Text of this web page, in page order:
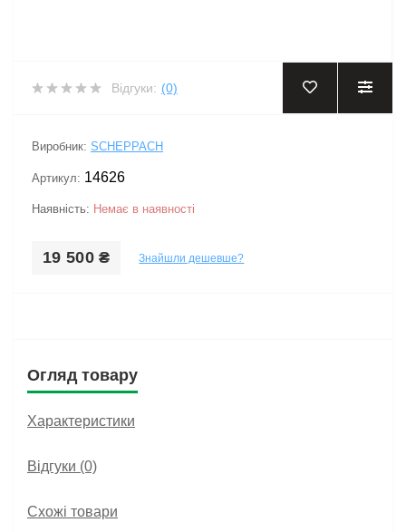
Відгуки: (0)
Виробник: SCHEPPACH
Артикул: 14626
Наявність: Немає в наявності
19 500 ₴ Знайшли дешевше?
Огляд товару
Характеристики
Відгуки (0)
Схожі товари